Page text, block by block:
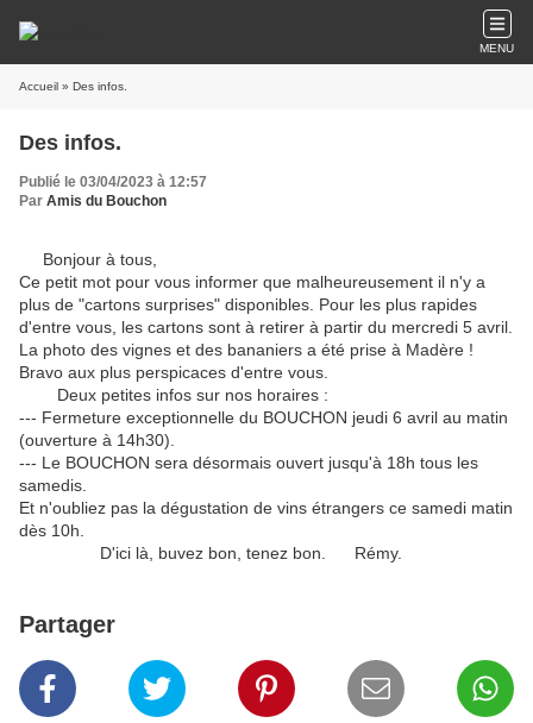
MENU
Accueil » Des infos.
Des infos.
Publié le 03/04/2023 à 12:57
Par Amis du Bouchon
Bonjour à tous,
Ce petit mot pour vous informer que malheureusement il n'y a
plus de "cartons surprises" disponibles. Pour les plus rapides
d'entre vous, les cartons sont à retirer à partir du mercredi 5 avril.
La photo des vignes et des bananiers a été prise à Madère !
Bravo aux plus perspicaces d'entre vous.
Deux petites infos sur nos horaires :
--- Fermeture exceptionnelle du BOUCHON jeudi 6 avril au matin
(ouverture à 14h30).
--- Le BOUCHON sera désormais ouvert jusqu'à 18h tous les
samedis.
Et n'oubliez pas la dégustation de vins étrangers ce samedi matin
dès 10h.
D'ici là, buvez bon, tenez bon. Rémy.
Partager